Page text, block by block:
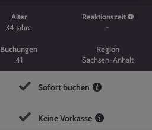
Alter
34 Jahre
Reaktionszeit
-
Buchungen
41
Region
Sachsen-Anhalt
Sofort buchen
Keine Vorkasse